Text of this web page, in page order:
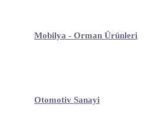
Mobilya - Orman Ürünleri
Otomotiv Sanayi